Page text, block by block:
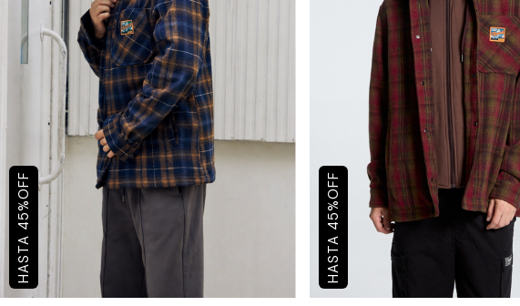
45
%
OFF
45
%
OFF